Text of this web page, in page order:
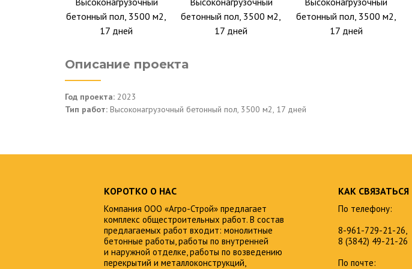
бетонный пол, 3500 м2,
17 дней
бетонный пол, 3500 м2,
17 дней
бетонный пол, 3500 м2,
17 дней
Описание проекта
Год проекта: 2023
Тип работ: Высоконагрузочный бетонный пол, 3500 м2, 17 дней
КОРОТКО О НАС
Компания ООО «Агро-Строй» предлагает
комплекс общестроительных работ. В состав
предлагаемых работ входит: монолитные
бетонные работы, работы по внутренней
и наружной отделке, работы по возведению
перекрытий и металлоконструкций,
КАК СВЯЗАТЬСЯ
По телефону:
8-961-729-21-26,
8 (3842) 49-21-26
По почте: